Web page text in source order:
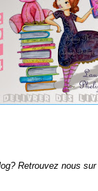
Retrouvez nous sur